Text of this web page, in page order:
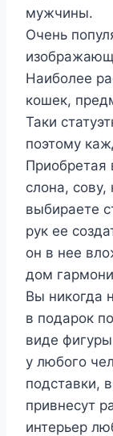
мужчины.
Очень
Наиболее
кошек,
Таки
поэтому
Приобретая
слона,
выбираете
рук ее
он в нее
дом
Вы никогда
в подарок
виде
у любого
подставки,
привнесут
интерьер